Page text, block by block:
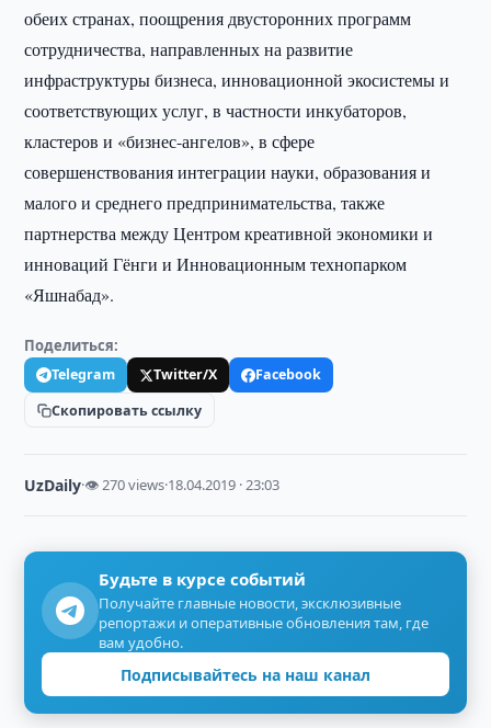
обеих странах, поощрения двусторонних программ
сотрудничества, направленных на развитие
инфраструктуры бизнеса, инновационной экосистемы и
соответствующих услуг, в частности инкубаторов,
кластеров и «бизнес-ангелов», в сфере
совершенствования интеграции науки, образования и
малого и среднего предпринимательства, также
партнерства между Центром креативной экономики и
инноваций Гёнги и Инновационным технопарком
«Яшнабад».
Поделиться:
Telegram Twitter/X
Facebook
Скопировать ссылку
UzDaily·👁 270 views·18.04.2019 · 23:03
Будьте в курсе событий
Получайте главные новости, эксклюзивные
репортажи и оперативные обновления там, где
вам удобно.
Подписывайтесь на наш канал